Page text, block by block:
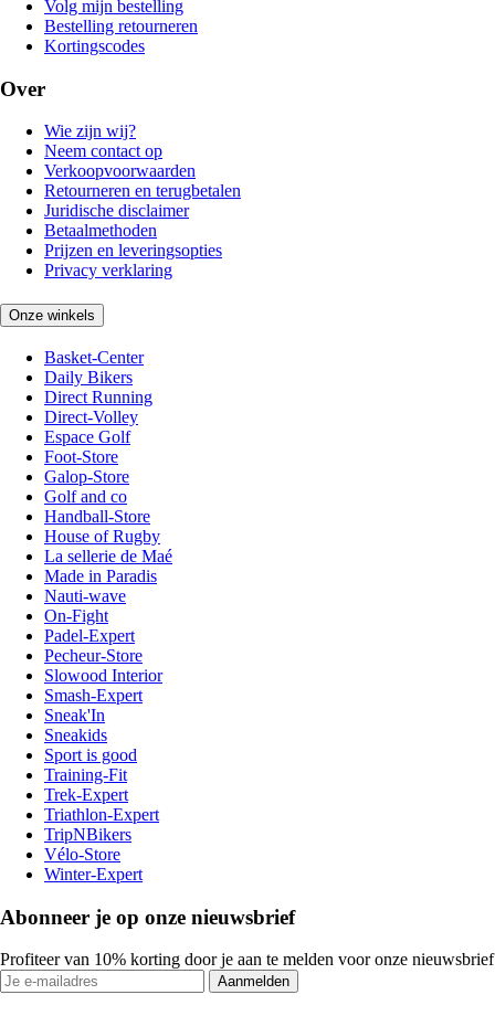
Volg mijn bestelling
Bestelling retourneren
Kortingscodes
Over
Wie zijn wij?
Neem contact op
Verkoopvoorwaarden
Retourneren en terugbetalen
Juridische disclaimer
Betaalmethoden
Prijzen en leveringsopties
Privacy verklaring
Onze winkels
Basket-Center
Daily Bikers
Direct Running
Direct-Volley
Espace Golf
Foot-Store
Galop-Store
Golf and co
Handball-Store
House of Rugby
La sellerie de Maé
Made in Paradis
Nauti-wave
On-Fight
Padel-Expert
Pecheur-Store
Slowood Interior
Smash-Expert
Sneak'In
Sneakids
Sport is good
Training-Fit
Trek-Expert
Triathlon-Expert
TripNBikers
Vélo-Store
Winter-Expert
Abonneer je op onze nieuwsbrief
Profiteer van 10% korting door je aan te melden voor onze nieuwsbrief
Aanmelden